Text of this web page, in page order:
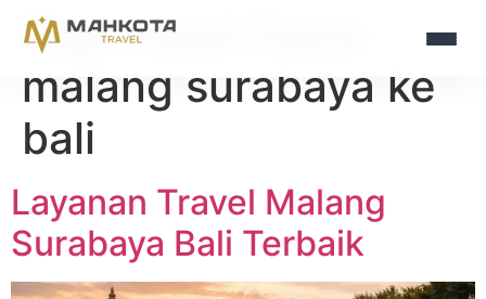
Tag:travel hiace
malang surabaya ke
bali
Layanan Travel Malang
Surabaya Bali Terbaik